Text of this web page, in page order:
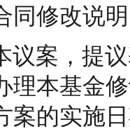
同修改说
理本基金
案的实施